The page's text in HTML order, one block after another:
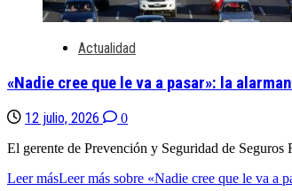
Actualidad
«Nadie cree que le va a pasar»: la
12 julio, 2026
0
El gerente de Prevención y Seguridad de
Leer másLeer más sobre «Nadie cree que le va a